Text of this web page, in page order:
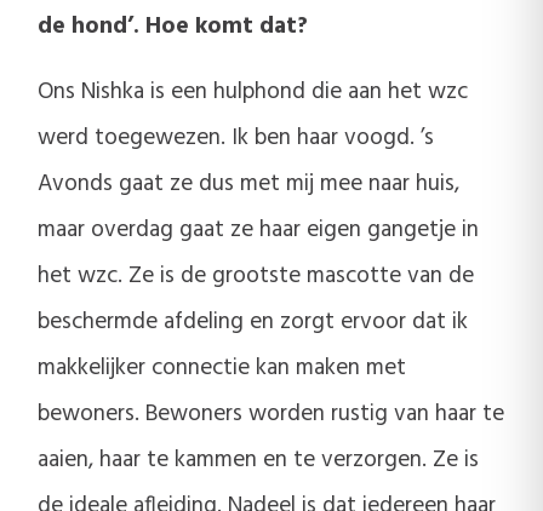
de hond’. Hoe komt dat?
Ons Nishka is een hulphond die aan het wzc
werd toegewezen. Ik ben haar voogd. ’s
Avonds gaat ze dus met mij mee naar huis,
maar overdag gaat ze haar eigen gangetje in
het wzc. Ze is de grootste mascotte van de
beschermde afdeling en zorgt ervoor dat ik
makkelijker connectie kan maken met
bewoners. Bewoners worden rustig van haar te
aaien, haar te kammen en te verzorgen. Ze is